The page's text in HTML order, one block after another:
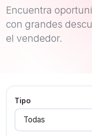
Encuentra
con grandes
el vendedor.
Tipo